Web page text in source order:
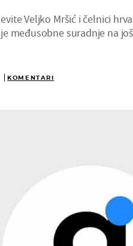
Veljko Mršić i čelnici
međusobne suradnje na
KOMENTARI